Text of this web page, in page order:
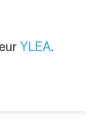
YLEA.